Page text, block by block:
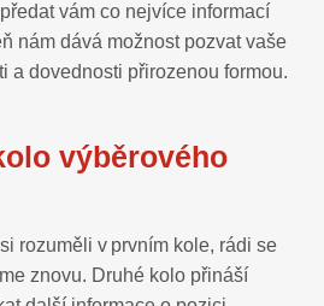
ředat vám co nejvíce informací
nám dává možnost pozvat vaše
a dovednosti přirozenou formou.
výběrového
rozuměli v prvním kole, rádi se
znovu. Druhé kolo přináší